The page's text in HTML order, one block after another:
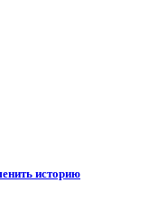
историю